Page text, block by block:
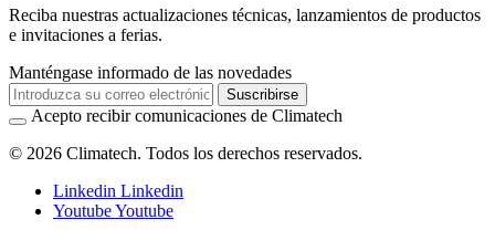
Reciba nuestras actualizaciones técnicas, lanzamientos de productos
e invitaciones a ferias.
Manténgase informado de las novedades
Suscribirse
Acepto recibir comunicaciones de Climatech
© 2026 Climatech. Todos los derechos reservados.
Linkedin Linkedin
YoutubeYoutube